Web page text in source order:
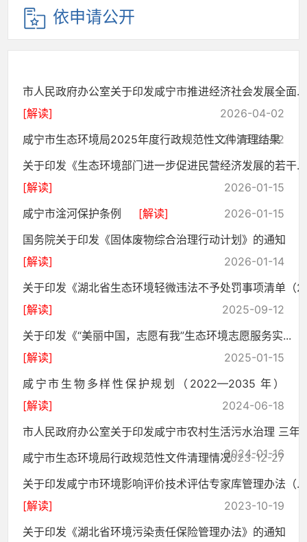
依申请公开
市人民政府办公室关于印发咸宁市推进经济社会发展全面...
[解读]
2026-04-02
咸宁市生态环境局2025年度行政规范性文件清理结果
2026-01-22
关于印发《生态环境部门进一步促进民营经济发展的若干...
[解读]
2026-01-15
咸宁市淦河保护条例
[解读]
2026-01-15
国务院关于印发《固体废物综合治理行动计划》的通知
[解读]
2026-01-14
关于印发《湖北省生态环境轻微违法不予处罚事项清单（
[解读]
2025-09-12
关于印发《“美丽中国，志愿有我”生态环境志愿服务实...
[解读]
2025-01-15
咸宁市生物多样性保护规划（2022—2035 年）
[解读]
2024-06-18
市人民政府办公室关于印发咸宁市农村生活污水治理 三年
2024-01-16
咸宁市生态环境局行政规范性文件清理情况2023-12-27
关于印发咸宁市环境影响评价技术评估专家库管理办法（...
[解读]
2023-10-19
关于印发《湖北省环境污染责任保险管理办法》的通知